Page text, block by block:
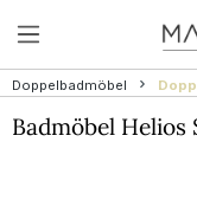
Zum Hauptinhalt
Doppelbadmöbel
Badmöbel Helios